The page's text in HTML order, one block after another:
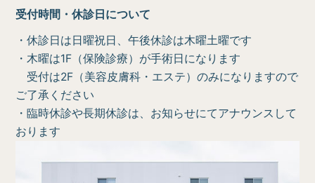
受付時間・休診日について
・休診日は日曜祝日、午後休診は木曜土曜です
・木曜は1F（保険診療）が手術日になります
受付は2F（美容皮膚科・エステ）のみになりますので
ご了承ください
・臨時休診や長期休診は、お知らせにてアナウンスして
おります